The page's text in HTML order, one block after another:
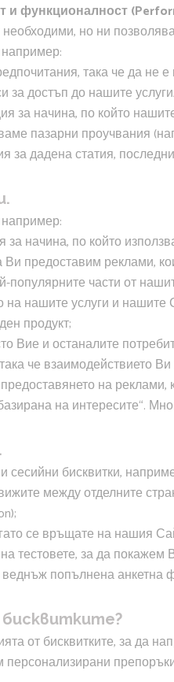
и функционалност
необходими, но ни
така че да не
за достъп до нашите
за начина, по който
пазарни проучвания
за дадена статия,
начина, по който
Ви предоставим реклами,
популярните части от
на нашите услуги и нашите
продукт;
Вие и останалите
че взаимодействието
на
на интересите“.
бисквитки,
между отделните
се връщате на нашия
тестовете, за да покажем
попълнена
бисквитките?
от бисквитките, за да